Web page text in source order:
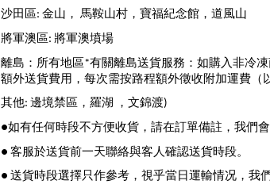
沙田區: 金山， 馬鞍山村，寶福紀念館，道風山
將軍澳區: 將軍澳墳場
離島：所有地區*有關離島送貨服務：如購入非冷
額外送貨費用，每次需按路程額外徵收附加運費（
其他: 邊境禁區，羅湖 ，文錦渡)
●如有任何時段不方便收貨，請在訂單備註，我們會
● 客服於送貨前一天聯絡與客人確認送貨時段。
● 送貨時段選擇只作參考，視乎當日運輸情况，我